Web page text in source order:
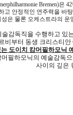
Bremen)은 42
안정적인 연주력을 바
성은 물론 오케스트라의
감독직을 수행하고 있
비부터 동생 크리스티
도이치 캄머필하모닉
필하모닉의 예술감독
사이의 깊은